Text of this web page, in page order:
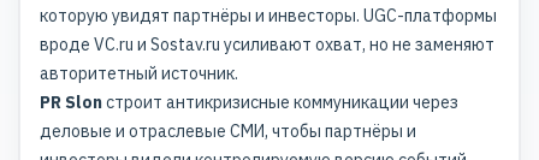
которую увидят партнёры и инвесторы. UGC-платформы
вроде VC.ru и Sostav.ru усиливают охват, но не заменяют
авторитетный источник.
PR Slonстроит антикризисные коммуникации через
деловые и отраслевые СМИ, чтобы партнёры и